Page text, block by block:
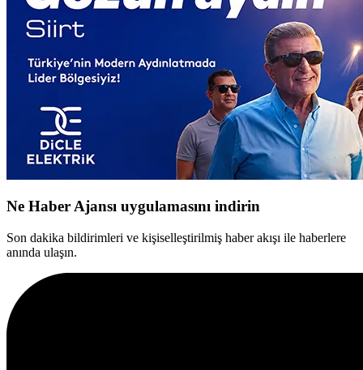
Ne Haber Ajansı uygulamasını indirin
Son dakika bildirimleri ve kişiselleştirilmiş haber akışı ile haberlere
anında ulaşın.